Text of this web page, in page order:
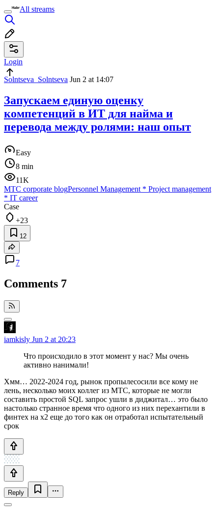
All streams
Login
Solntseva_Solntseva Jun 2 at 14:07
Запускаем единую оценку
компетенций в ИТ для найма и
перевода между ролями: наш опыт
Easy
8 min
11K
МТС corporate blogPersonnel Management * Project management
* IT career
Case
+23
12
7
Comments 7
iamkisly Jun 2 at 20:23
Что происходило в этот момент у нас? Мы очень
активно нанимали!
Хмм… 2022-2024 год, рынок пропылесосили все кому не
лень, несколько моих коллег из МТС, которые не могли
составить простой SQL запрос ушли в диджитал… это было
настолько странное время что одного из них перехантили в
финтех на x2 еще до того как он отработал испытательный
срок
Reply